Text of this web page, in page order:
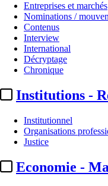
Entreprises et marchés
Nominations /
Contenus
Interview
International
Décryptage
Chronique
Institutions -
Institutionnel
Organisations
Justice
Economie -